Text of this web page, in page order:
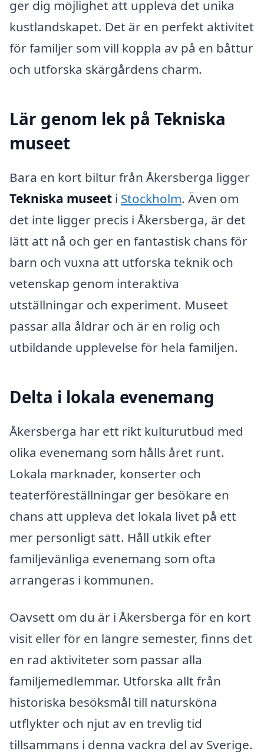
ger dig möjlighet att uppleva det unika
kustlandskapet. Det är en perfekt aktivitet
för familjer som vill koppla av på en båttur
och utforska skärgårdens charm.
Lär genom lek på Tekniska
museet
Bara en kort biltur från Åkersberga ligger
Tekniska museet i Stockholm. Även om
det inte ligger precis i Åkersberga, är det
lätt att nå och ger en fantastisk chans för
barn och vuxna att utforska teknik och
vetenskap genom interaktiva
utställningar och experiment. Museet
passar alla åldrar och är en rolig och
utbildande upplevelse för hela familjen.
Delta i lokala evenemang
Åkersberga har ett rikt kulturutbud med
olika evenemang som hålls året runt.
Lokala marknader, konserter och
teaterföreställningar ger besökare en
chans att uppleva det lokala livet på ett
mer personligt sätt. Håll utkik efter
familjevänliga evenemang som ofta
arrangeras i kommunen.
Oavsett om du är i Åkersberga för en kort
visit eller för en längre semester, finns det
en rad aktiviteter som passar alla
familjemedlemmar. Utforska allt från
historiska besöksmål till natursköna
utflykter och njut av en trevlig tid
tillsammans i denna vackra del av Sverige.